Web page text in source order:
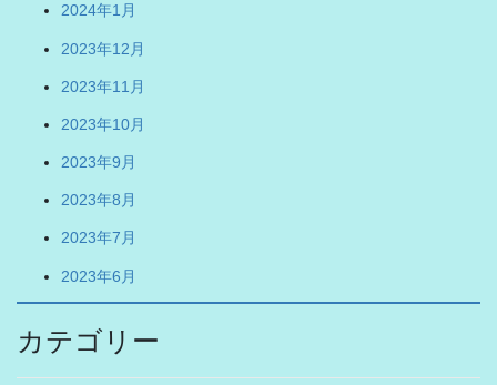
2024年1月
2023年12月
2023年11月
2023年10月
2023年9月
2023年8月
2023年7月
2023年6月
カテゴリー